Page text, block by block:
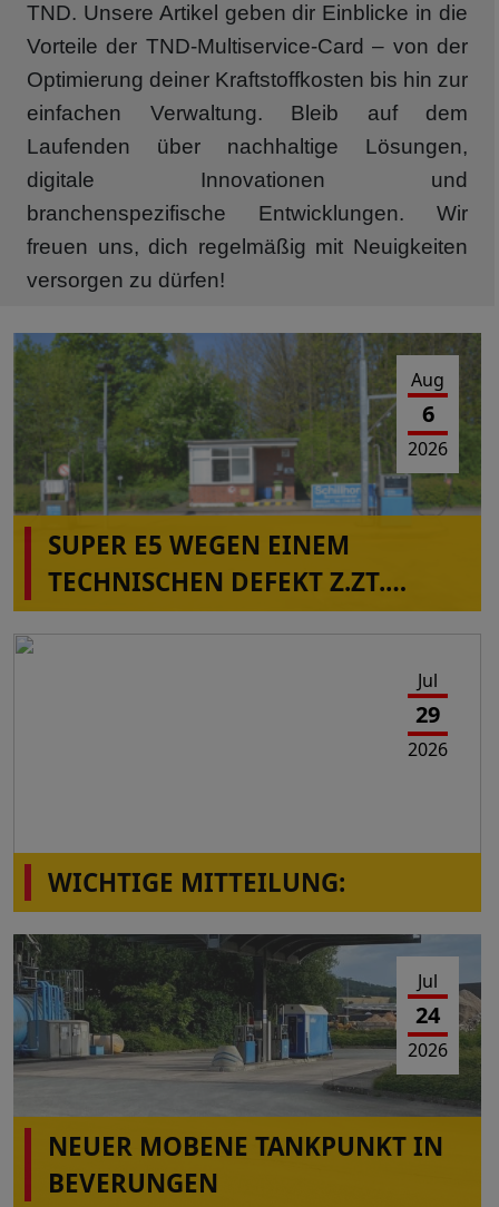
TND. Unsere Artikel geben dir Einblicke in die
Vorteile der TND-Multiservice-Card – von der
Optimierung deiner Kraftstoffkosten bis hin zur
einfachen Verwaltung. Bleib auf dem
Laufenden über nachhaltige Lösungen,
digitale Innovationen und
branchenspezifische Entwicklungen. Wir
freuen uns, dich regelmäßig mit Neuigkeiten
versorgen zu dürfen!
Aug
6
2026
SUPER E5 WEGEN EINEM
TECHNISCHEN DEFEKT Z.ZT.
NICHT VERFÜGBAR IN
Jul
29
2026
WICHTIGE MITTEILUNG:
Die Station Montabaur-Horressen,
Westerwaldstr.2a ist wieder in Betrieb!
Jul
24
2026
NEUER MOBENE TANKPUNKT IN
BEVERUNGEN